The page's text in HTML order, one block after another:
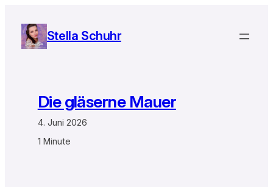
Inhalt
springen
Stella Schuhr
Die gläserne Mauer
4. Juni 2026
1 Minute